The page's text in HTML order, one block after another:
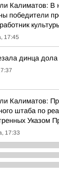
Калиматов: В
победители
17:45
динца
Калиматов:
штаба по
Указом
17:33